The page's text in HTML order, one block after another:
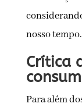
nosso tempo.
Crítica
Para além